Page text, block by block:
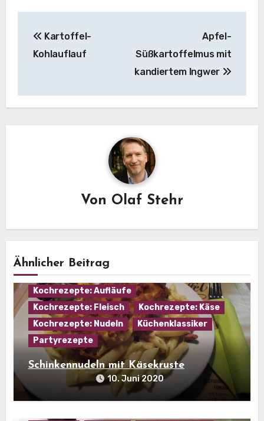
Kartoffel-
Kohlauflauf
Apfel-
Süßkartoffelmus mit
kandiertem Ingwer
Von Olaf Stehr
Ähnlicher Beitrag
Kochrezepte: Aufläufe
Kochrezepte: Fleisch
Kochrezepte: Käse
Kochrezepte: Nudeln
Küchenklassiker
Partyrezepte
Schinkennudeln mit Käsekruste
10. Juni 2020